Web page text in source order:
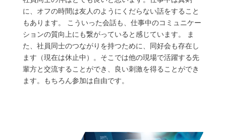
に、オフの時間は友人のようにくだらない話をすること
もあります。 こういった会話も、仕事中のコミュニケー
ションの質向上にも繋がっていると感じています。 ま
た、社員同士のつながりを持つために、同好会も存在し
ます（現在は休止中）。そこでは他の現場で活躍する先
輩方と交流することができ、良い刺激を得ることができ
ます。もちろん参加は自由です。